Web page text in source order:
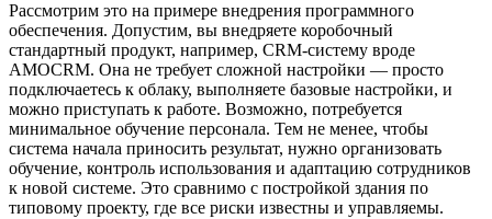
Рассмотрим это на примере внедрения программного
обеспечения. Допустим, вы внедряете коробочный
стандартный продукт, например, CRM-систему вроде
AMOCRM. Она не требует сложной настройки — просто
подключаетесь к облаку, выполняете базовые настройки, и
можно приступать к работе. Возможно, потребуется
минимальное обучение персонала. Тем не менее, чтобы
система начала приносить результат, нужно организовать
обучение, контроль использования и адаптацию сотрудников
к новой системе. Это сравнимо с постройкой здания по
типовому проекту, где все риски известны и управляемы.